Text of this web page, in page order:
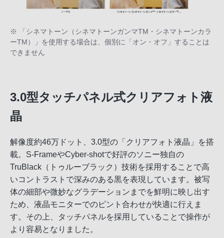
※ 「シネマトーン（シネマトーンガンマTM・シネマトーンカラ
ーTM）」を使用する場合は、個別に「オン・オフ」することは
できません
3.0型タッチパネル式クリアフォト液
晶
解像度約46万ドット、3.0型の「クリアフォト液晶」を搭
載。S-FrameやCyber-shotで好評のソニー独自の
TruBlack（トゥルーブラック）技術を採用することで高
いコントラストで深みのある黒を表現しています。被写
体の細部や微妙なグラデーションまでを鮮明に映し出す
ため、液晶モニターでのピント合わせが快適に行えま
す。その上、タッチパネルを採用していることで操作が
より容易となりました。